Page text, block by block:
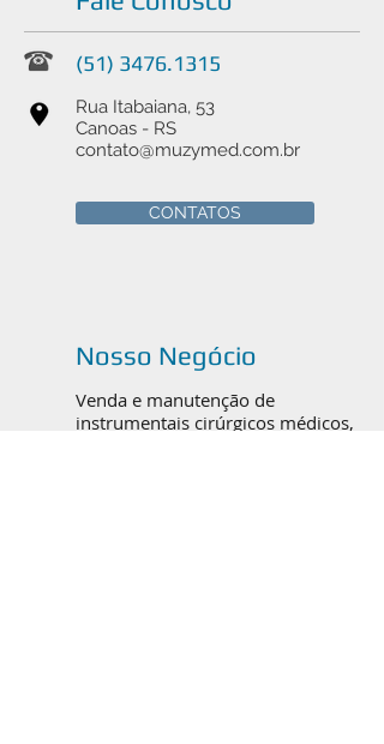
(51) 3476.1315
Rua Itabaiana, 53
Canoas - RS
contato@muzymed.com.br
Nosso Negócio
Venda e manutenção de
instrumentais cirúrgicos médicos,
CONTATOS